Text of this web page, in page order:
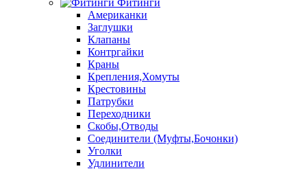
Фитинги
Американки
Заглушки
Клапаны
Контргайки
Краны
Крепления,Хомуты
Крестовины
Патрубки
Переходники
Скобы,Отводы
Соединители (Муфты,Бочонки)
Уголки
Удлинители